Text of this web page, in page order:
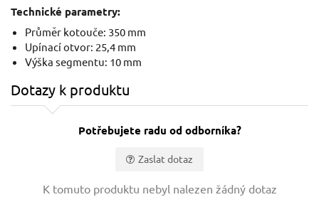
Skladem
Technické parametry:
Průměr kotouče: 350 mm
Upínací otvor: 25,4 mm
Výška segmentu: 10 mm
Dotazy k produktu
Potřebujete radu od odborníka?
Zaslat dotaz
K tomuto produktu nebyl nalezen žádný dotaz